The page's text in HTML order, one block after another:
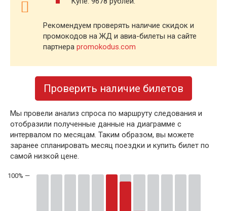
Рекомендуем проверять наличие скидок и
промокодов на ЖД и авиа-билеты на сайте
партнера promokodus.com
Проверить наличие билетов
Мы провели анализ спроса по маршруту следования и
отобразили полученные данные на диаграмме с
интервалом по месяцам. Таким образом, вы можете
заранее спланировать месяц поездки и купить билет по
самой низкой цене.